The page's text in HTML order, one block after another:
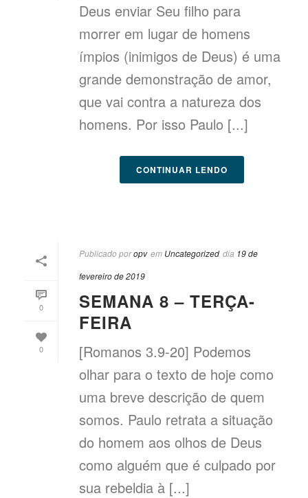
Deus enviar Seu filho para
morrer em lugar de homens
ímpios (inimigos de Deus) é uma
grande demonstração de amor,
que vai contra a natureza dos
homens. Por isso Paulo [...]
CONTINUAR LENDO
0
0
Publicado poropv em Uncategorized dia 19 de
fevereiro de 2019
SEMANA 8 – TERÇA-
FEIRA
[Romanos 3.9-20] Podemos
olhar para o texto de hoje como
uma breve descrição de quem
somos. Paulo retrata a situação
do homem aos olhos de Deus
como alguém que é culpado por
sua rebeldia à [...]